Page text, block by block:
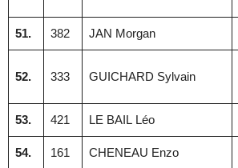
51. 382 JAN Morgan
52. 333 GUICHARD Sylvain
53. 421 LE BAIL Léo
54. 161 CHENEAU Enzo